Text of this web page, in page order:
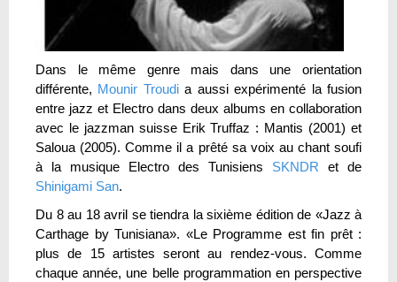
Dans le même genre mais dans une orientation
différente, Mounir Troudia aussi expérimenté la fusion
entre jazz et Electro dans deux albums en collaboration
avec le jazzman suisse Erik Truffaz : Mantis (2001) et
Saloua (2005). Comme il a prêté sa voix au chant soufi
à la musique Electro des Tunisiens SKNDR et de
Shinigami San.
Du 8 au 18 avril se tiendra la sixième édition de «Jazz à
Carthage by Tunisiana». «Le Programme est fin prêt :
plus de 15 artistes seront au rendez-vous. Comme
chaque année, une belle programmation en perspective